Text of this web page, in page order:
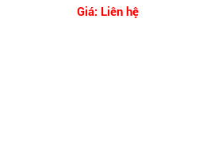
Giá: Liên hệ